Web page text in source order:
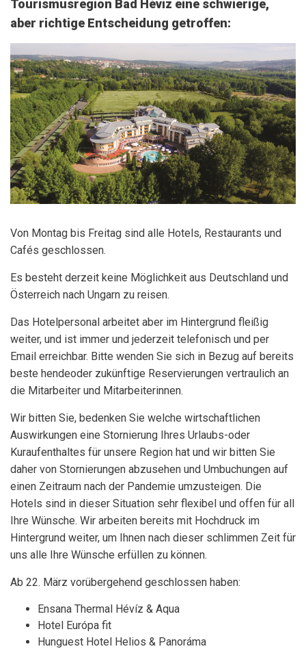
Tourismusregion Bad Hèviz eine schwierige,
aber richtige Entscheidung getroffen:
Von Montag bis Freitag sind alle Hotels, Restaurants und
Cafés geschlossen.
Es besteht derzeit keine Möglichkeit aus Deutschland und
Österreich nach Ungarn zu reisen.
Das Hotelpersonal arbeitet aber im Hintergrund fleißig
weiter, und ist immer und jederzeit telefonisch und per
Email erreichbar. Bitte wenden Sie sich in Bezug auf bereits
beste hendeoder zukünftige Reservierungen vertraulich an
die Mitarbeiter und Mitarbeiterinnen.
Wir bitten Sie, bedenken Sie welche wirtschaftlichen
Auswirkungen eine Stornierung Ihres Urlaubs-oder
Kuraufenthaltes für unsere Region hat und wir bitten Sie
daher von Stornierungen abzusehen und Umbuchungen auf
einen Zeitraum nach der Pandemie umzusteigen. Die
Hotels sind in dieser Situation sehr flexibel und offen für all
Ihre Wünsche. Wir arbeiten bereits mit Hochdruck im
Hintergrund weiter, um Ihnen nach dieser schlimmen Zeit für
uns alle Ihre Wünsche erfüllen zu können.
Ab 22. März vorübergehend geschlossen haben:
Ensana Thermal Hévíz & Aqua
Hotel Európa fit
Hunguest Hotel Helios & Panoráma